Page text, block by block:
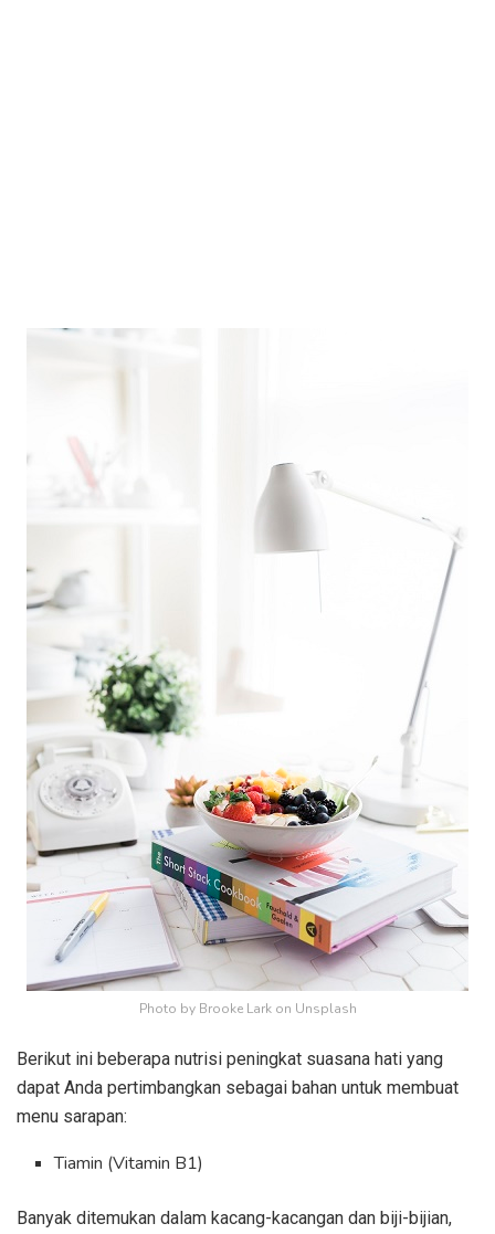
Photo by Brooke Lark on Unsplash
Berikut ini beberapa nutrisi peningkat suasana hati yang
dapat Anda pertimbangkan sebagai bahan untuk membuat
menu sarapan:
Tiamin (Vitamin B1)
Banyak ditemukan dalam kacang-kacangan dan biji-bijian,